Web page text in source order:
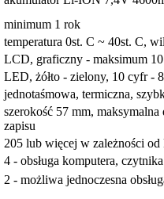
minimum 1 rok
temperatura 0st. C ~ 40st. C,
LCD, graficzny - maksimum
LED, żółto - zielony, 10 cyfr -
jednotaśmowa, termiczna,
szerokość 57 mm,
zapisu
205 lub więcej w zależności
4 - obsługa komputera,
2 - możliwa jednoczesna